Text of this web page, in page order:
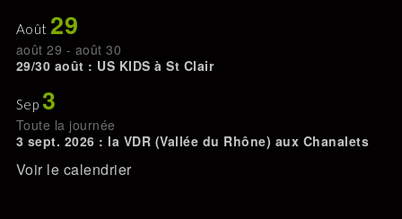
Août 29
août 29 - août 30
29/30 août : US KIDS à St Clair
Sep 3
Toute la journée
3 sept. 2026 : la VDR (Vallée du Rhône) aux Chanalets
Voir le calendrier